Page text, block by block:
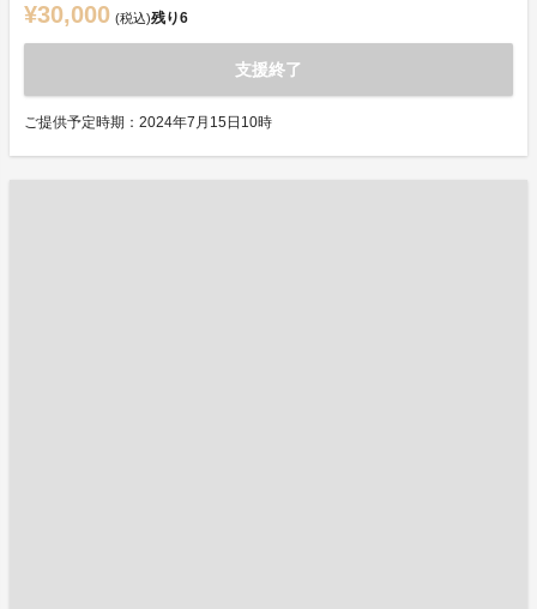
¥30,000 (税込)残り6
支援終了
ご提供予定時期：2024年7月15日10時